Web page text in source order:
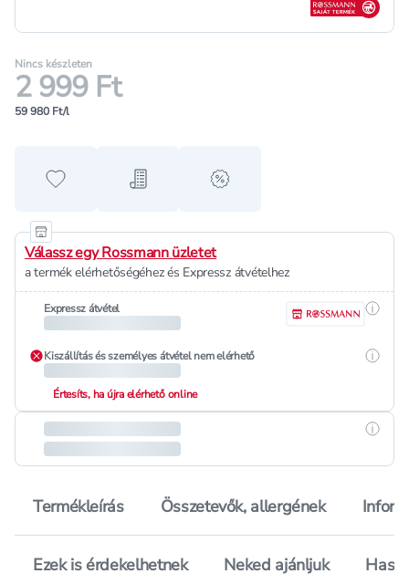
Rossmann
Nincs készleten
2 999 Ft
59 980 Ft/l
Hozzáadás a kedvencekhez
Hozzáadás a bevásárló listához
alert when on sale
Válassz egy Rossmann üzletet
a termék elérhetőségéhez és Expressz átvételhez
Expressz átvétel
Kiszállítás és személyes átvétel nem elérhető
Értesíts, ha újra elérhető online
Termékleírás Összetevők, allergének
Ezek is érdekelhetnek Neked ajánljuk